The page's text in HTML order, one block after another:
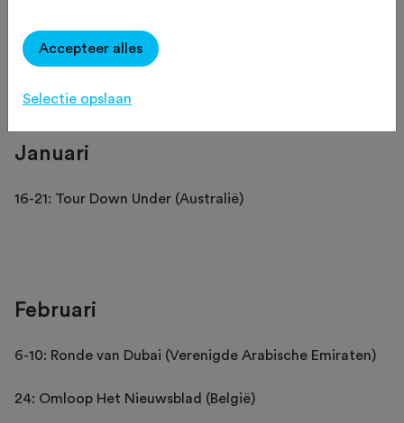
rondes en andere koersen.
Januari
16-21: Tour Down Under (Australië)
Februari
6-10: Ronde van Dubai (Verenigde Arabische Emiraten)
24: Omloop Het Nieuwsblad (België)
Accepteer alles
Selectie opslaan